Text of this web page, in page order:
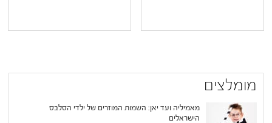
מומלצים
מאמיליה ועד יאן: השמות המוזרים של ילדי הסלבס
הישראלים